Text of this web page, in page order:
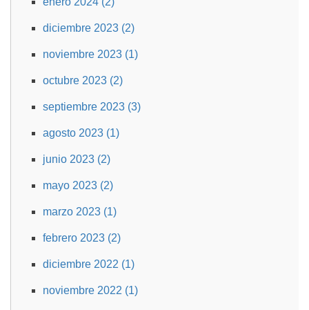
diciembre 2023 (2)
noviembre 2023 (1)
octubre 2023 (2)
septiembre 2023 (3)
agosto 2023 (1)
junio 2023 (2)
mayo 2023 (2)
marzo 2023 (1)
febrero 2023 (2)
diciembre 2022 (1)
noviembre 2022 (1)